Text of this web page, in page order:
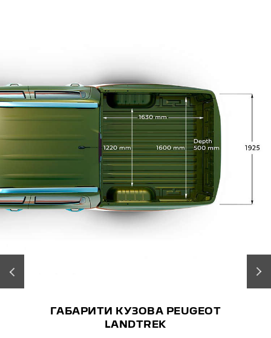
ГАБАРИТИ КУЗОВА PEUGEOT
LANDTREK
‹ ›